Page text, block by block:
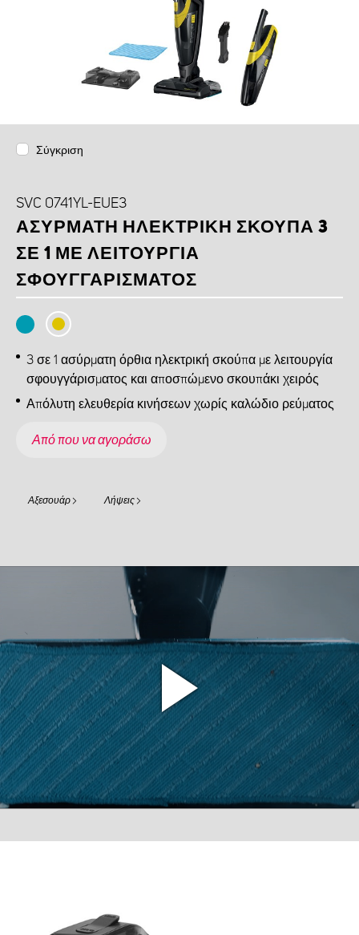
Σύγκριση
SVC 0741YL-EUE3
ΑΣΎΡΜΑΤΗ ΗΛΕΚΤΡΙΚΉ ΣΚΟΎΠΑ 3
ΣΕ 1 ΜΕ ΛΕΙΤΟΥΡΓΊΑ
ΣΦΟΥΓΓΑΡΊΣΜΑΤΟΣ
3 σε 1 ασύρματη όρθια ηλεκτρική σκούπα με λειτουργία
σφουγγάρισματος και αποσπώμενο σκουπάκι χειρός
Απόλυτη ελευθερία κινήσεων χωρίς καλώδιο ρεύματος
Από που να αγοράσω
Αξεσουάρ Λήψεις